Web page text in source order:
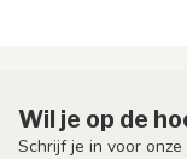
Wil je op de
Schrijf je in voor